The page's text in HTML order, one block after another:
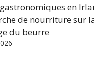
en
de nourriture sur
du beurre